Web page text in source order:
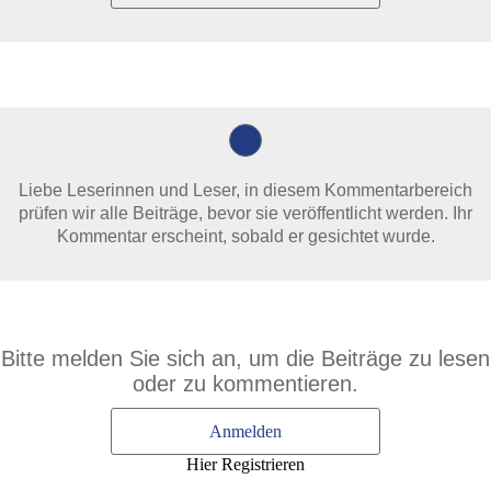
Liebe Leserinnen und Leser, in diesem Kommentarbereich
prüfen wir alle Beiträge, bevor sie veröffentlicht werden. Ihr
Kommentar erscheint, sobald er gesichtet wurde.
Bitte melden Sie sich an, um die Beiträge zu lesen
oder zu kommentieren.
Anmelden
Hier Registrieren